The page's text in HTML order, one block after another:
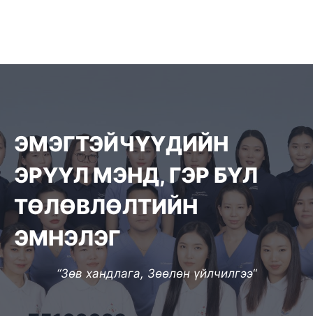
ЭМЭГТЭЙЧҮҮДИЙН
ЭРҮҮЛ МЭНД, ГЭР БҮЛ
ТӨЛӨВЛӨЛТИЙН
ЭМНЭЛЭГ
“Зөв хандлага, Зөөлөн үйлчилгээ“